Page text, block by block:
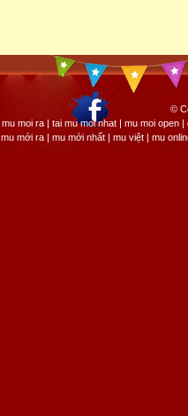
©
mu moi ra | tai mu moi nhat | mu moi open
mu mới ra | mu mới nhất | mu việt | mu